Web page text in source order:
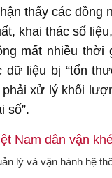
thấy các đồng
khai thác số
mất nhiều thời
liệu bị “tổn
xử lý khối
số”.
lý và vận hành hệ